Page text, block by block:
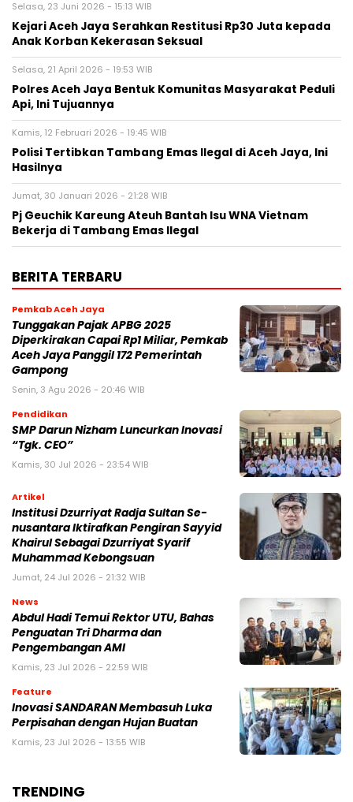
Selasa, 23 Juni 2026 - 15:13 WIB
Kejari Aceh Jaya Serahkan Restitusi Rp30 Juta kepada
Anak Korban Kekerasan Seksual
Selasa, 21 April 2026 - 19:53 WIB
Polres Aceh Jaya Bentuk Komunitas Masyarakat Peduli
Api, Ini Tujuannya
Kamis, 12 Februari 2026 - 19:45 WIB
Polisi Tertibkan Tambang Emas Ilegal di Aceh Jaya, Ini
Hasilnya
Jumat, 30 Januari 2026 - 21:28 WIB
Pj Geuchik Kareung Ateuh Bantah Isu WNA Vietnam
Bekerja di Tambang Emas Ilegal
BERITA TERBARU
Pemkab Aceh Jaya
Tunggakan Pajak APBG 2025
Diperkirakan Capai Rp1 Miliar, Pemkab
Aceh Jaya Panggil 172 Pemerintah
Gampong
Senin, 3 Agu 2026 - 20:46 WIB
Pendidikan
SMP Darun Nizham Luncurkan Inovasi
“Tgk. CEO”
Kamis, 30 Jul 2026 - 23:54 WIB
Artikel
Institusi Dzurriyat Radja Sultan Se-
nusantara Iktirafkan Pengiran Sayyid
Khairul Sebagai Dzurriyat Syarif
Muhammad Kebongsuan
Jumat, 24 Jul 2026 - 21:32 WIB
News
Abdul Hadi Temui Rektor UTU, Bahas
Penguatan Tri Dharma dan
Pengembangan AMI
Kamis, 23 Jul 2026 - 22:59 WIB
Feature
Inovasi SANDARAN Membasuh Luka
Perpisahan dengan Hujan Buatan
Kamis, 23 Jul 2026 - 13:55 WIB
TRENDING